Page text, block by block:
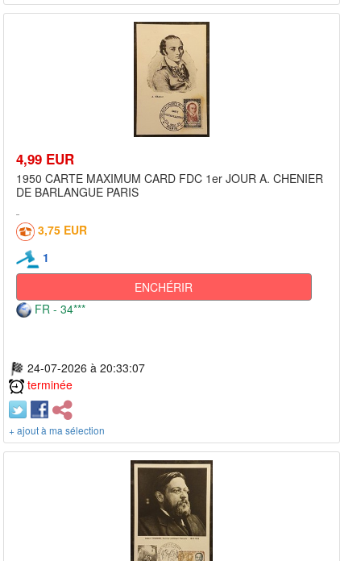
4,99 EUR
1950 CARTE MAXIMUM CARD FDC 1er JOUR A. CHENIER
DE BARLANGUE PARIS
3,75 EUR
1
ENCHÉRIR
FR - 34***
24-07-2026 à 20:33:07
terminée
+ ajout à ma sélection